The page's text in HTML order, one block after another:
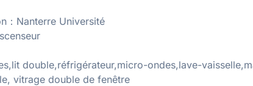
：Nanterre Université
double,réfrigérateur,micro-ondes,lave-
vitrage double de fenêtre